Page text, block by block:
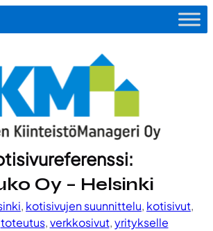
Oy – Helsinki
, kotisivujen suunnittelu, kotisivut
toteutus, verkkosivut, yritykselle